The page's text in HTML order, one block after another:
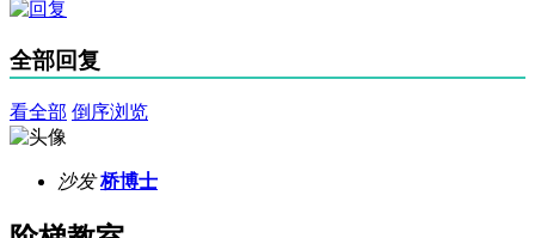
全部回复
看全部 倒序浏览
沙发 桥博士